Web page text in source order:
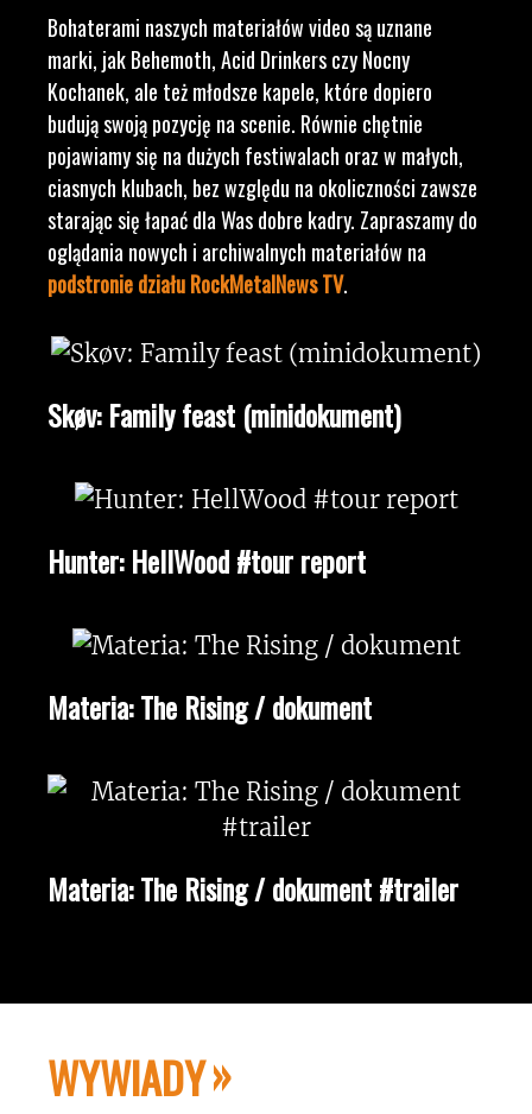
Bohaterami naszych materiałów video są uznane
marki, jak Behemoth, Acid Drinkers czy Nocny
Kochanek, ale też młodsze kapele, które dopiero
budują swoją pozycję na scenie. Równie chętnie
pojawiamy się na dużych festiwalach oraz w małych,
ciasnych klubach, bez względu na okoliczności zawsze
starając się łapać dla Was dobre kadry. Zapraszamy do
oglądania nowych i archiwalnych materiałów na
podstronie działu RockMetalNews TV.
Skøv: Family feast (minidokument)
Hunter: HellWood #tour report
Materia: The Rising / dokument
Materia: The Rising / dokument #trailer
WYWIADY